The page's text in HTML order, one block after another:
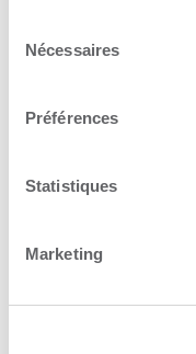
Nécessaires
Préférences
Statistiques
Marketing
Capital de risque